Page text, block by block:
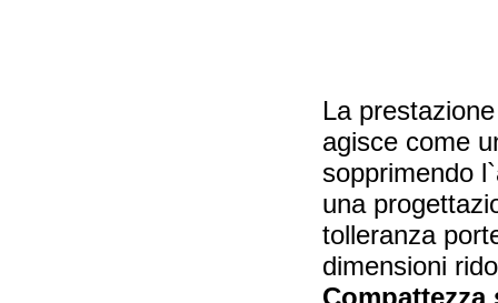
La
agisce come
sopprimendo
una
tolleranza
dimensioni
Compattezza